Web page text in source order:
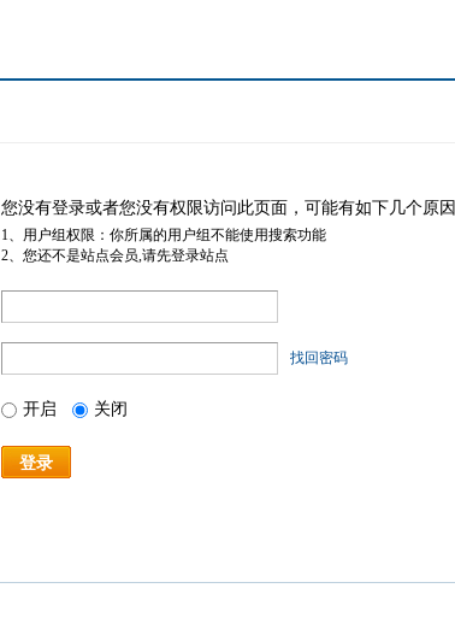
您没有登录或者您没有权限访问此页面，可能有如下几个原因
1、用户组权限：你所属的用户组不能使用搜索功能
2、您还不是站点会员,请先登录站点
找回密码
开启 关闭
登录